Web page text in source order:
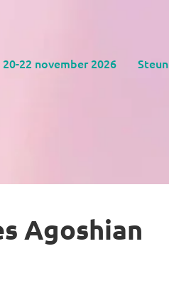
20-22 november 2026
Agoshian